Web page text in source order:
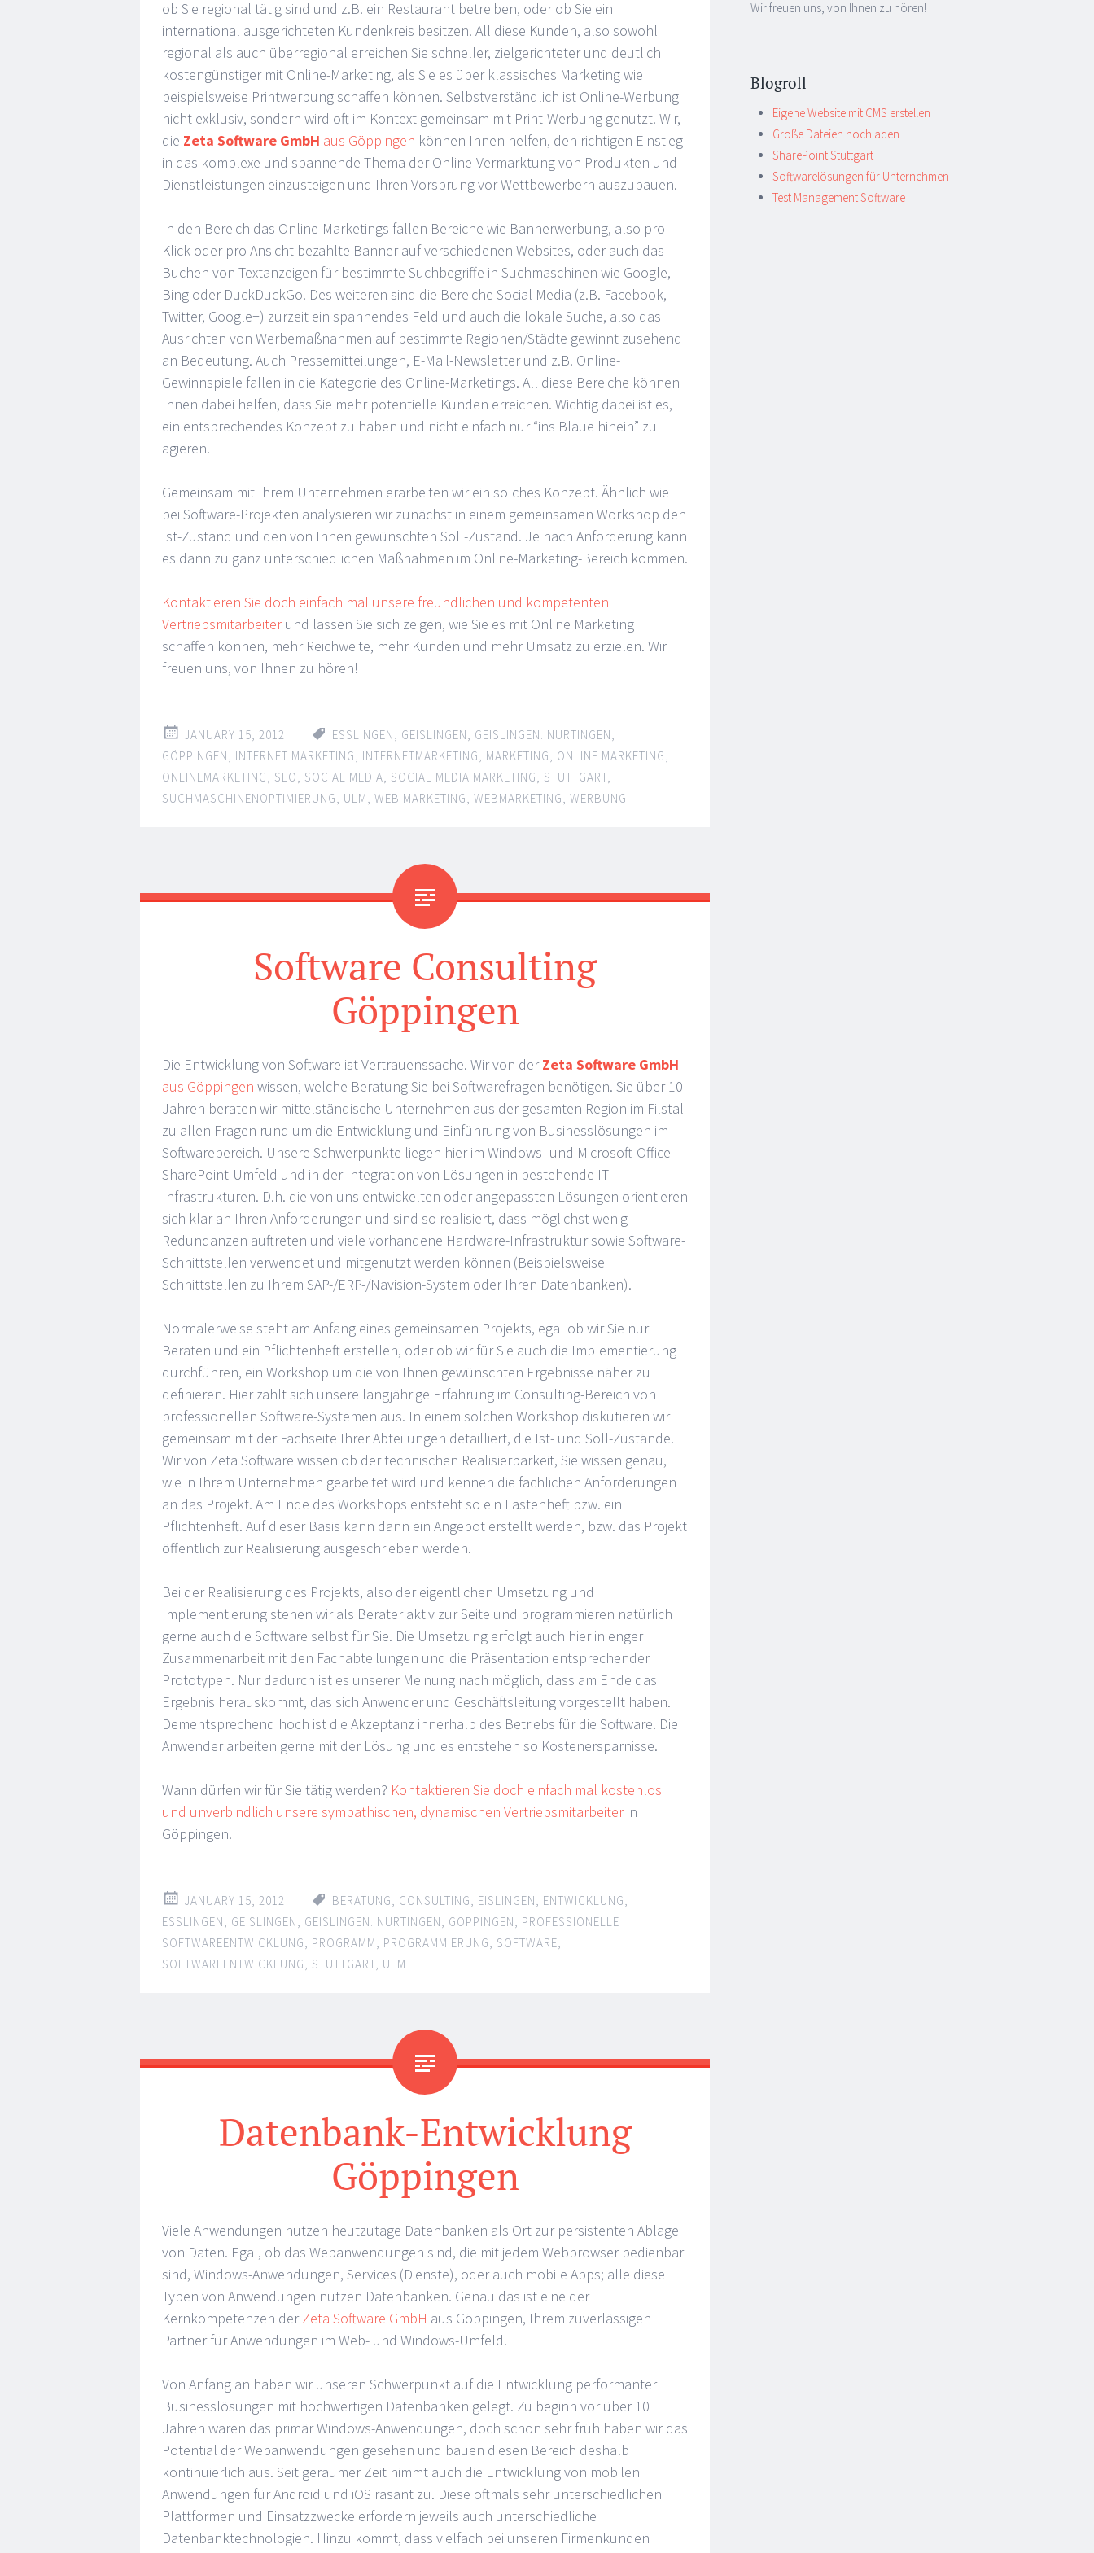
ob Sie regional tätig sind und z.B. ein Restaurant betreiben, oder ob Sie ein
international ausgerichteten Kundenkreis besitzen. All diese Kunden, also sowohl
regional als auch überregional erreichen Sie schneller, zielgerichteter und deutlich
kostengünstiger mit Online-Marketing, als Sie es über klassisches Marketing wie
beispielsweise Printwerbung schaffen können. Selbstverständlich ist Online-Werbung
nicht exklusiv, sondern wird oft im Kontext gemeinsam mit Print-Werbung genutzt. Wir,
die Zeta Software GmbH aus Göppingen können Ihnen helfen, den richtigen Einstieg
in das komplexe und spannende Thema der Online-Vermarktung von Produkten und
Dienstleistungen einzusteigen und Ihren Vorsprung vor Wettbewerbern auszubauen.
In den Bereich das Online-Marketings fallen Bereiche wie Bannerwerbung, also pro
Klick oder pro Ansicht bezahlte Banner auf verschiedenen Websites, oder auch das
Buchen von Textanzeigen für bestimmte Suchbegriffe in Suchmaschinen wie Google,
Bing oder DuckDuckGo. Des weiteren sind die Bereiche Social Media (z.B. Facebook,
Twitter, Google+) zurzeit ein spannendes Feld und auch die lokale Suche, also das
Ausrichten von Werbemaßnahmen auf bestimmte Regionen/Städte gewinnt zusehend
an Bedeutung. Auch Pressemitteilungen, E-Mail-Newsletter und z.B. Online-
Gewinnspiele fallen in die Kategorie des Online-Marketings. All diese Bereiche können
Ihnen dabei helfen, dass Sie mehr potentielle Kunden erreichen. Wichtig dabei ist es,
ein entsprechendes Konzept zu haben und nicht einfach nur “ins Blaue hinein” zu
agieren.
Gemeinsam mit Ihrem Unternehmen erarbeiten wir ein solches Konzept. Ähnlich wie
bei Software-Projekten analysieren wir zunächst in einem gemeinsamen Workshop den
Ist-Zustand und den von Ihnen gewünschten Soll-Zustand. Je nach Anforderung kann
es dann zu ganz unterschiedlichen Maßnahmen im Online-Marketing-Bereich kommen.
Kontaktieren Sie doch einfach mal unsere freundlichen und kompetenten
Vertriebsmitarbeiterund lassen Sie sich zeigen, wie Sie es mit Online Marketing
schaffen können, mehr Reichweite, mehr Kunden und mehr Umsatz zu erzielen. Wir
freuen uns, von Ihnen zu hören!
JANUARY 15, 2012 ESSLINGEN, GEISLINGEN, GEISLINGEN. NÜRTINGEN,
GÖPPINGEN, INTERNET MARKETING, INTERNETMARKETING, MARKETING, ONLINE MARKETING,
ONLINEMARKETING, SEO, SOCIAL MEDIA, SOCIAL MEDIA MARKETING, STUTTGART,
SUCHMASCHINENOPTIMIERUNG, ULM, WEB MARKETING, WEBMARKETING, WERBUNG
Software Consulting
Göppingen
Die Entwicklung von Software ist Vertrauenssache. Wir von derZeta Software GmbH
aus Göppingen wissen, welche Beratung Sie bei Softwarefragen benötigen. Sie über 10
Jahren beraten wir mittelständische Unternehmen aus der gesamten Region im Filstal
zu allen Fragen rund um die Entwicklung und Einführung von Businesslösungen im
Softwarebereich. Unsere Schwerpunkte liegen hier im Windows- und Microsoft-Office-
SharePoint-Umfeld und in der Integration von Lösungen in bestehende IT-
Infrastrukturen. D.h. die von uns entwickelten oder angepassten Lösungen orientieren
sich klar an Ihren Anforderungen und sind so realisiert, dass möglichst wenig
Redundanzen auftreten und viele vorhandene Hardware-Infrastruktur sowie Software-
Schnittstellen verwendet und mitgenutzt werden können (Beispielsweise
Schnittstellen zu Ihrem SAP-/ERP-/Navision-System oder Ihren Datenbanken).
Normalerweise steht am Anfang eines gemeinsamen Projekts, egal ob wir Sie nur
Beraten und ein Pflichtenheft erstellen, oder ob wir für Sie auch die Implementierung
durchführen, ein Workshop um die von Ihnen gewünschten Ergebnisse näher zu
definieren. Hier zahlt sich unsere langjährige Erfahrung im Consulting-Bereich von
professionellen Software-Systemen aus. In einem solchen Workshop diskutieren wir
gemeinsam mit der Fachseite Ihrer Abteilungen detailliert, die Ist- und Soll-Zustände.
Wir von Zeta Software wissen ob der technischen Realisierbarkeit, Sie wissen genau,
wie in Ihrem Unternehmen gearbeitet wird und kennen die fachlichen Anforderungen
an das Projekt. Am Ende des Workshops entsteht so ein Lastenheft bzw. ein
Pflichtenheft. Auf dieser Basis kann dann ein Angebot erstellt werden, bzw. das Projekt
öffentlich zur Realisierung ausgeschrieben werden.
Bei der Realisierung des Projekts, also der eigentlichen Umsetzung und
Implementierung stehen wir als Berater aktiv zur Seite und programmieren natürlich
gerne auch die Software selbst für Sie. Die Umsetzung erfolgt auch hier in enger
Zusammenarbeit mit den Fachabteilungen und die Präsentation entsprechender
Prototypen. Nur dadurch ist es unserer Meinung nach möglich, dass am Ende das
Ergebnis herauskommt, das sich Anwender und Geschäftsleitung vorgestellt haben.
Dementsprechend hoch ist die Akzeptanz innerhalb des Betriebs für die Software. Die
Anwender arbeiten gerne mit der Lösung und es entstehen so Kostenersparnisse.
Wann dürfen wir für Sie tätig werden? Kontaktieren Sie doch einfach mal kostenlos
und unverbindlich unsere sympathischen, dynamischen Vertriebsmitarbeiterin
Göppingen.
JANUARY 15, 2012 BERATUNG, CONSULTING, EISLINGEN, ENTWICKLUNG,
ESSLINGEN, GEISLINGEN, GEISLINGEN. NÜRTINGEN, GÖPPINGEN, PROFESSIONELLE
SOFTWAREENTWICKLUNG, PROGRAMM, PROGRAMMIERUNG, SOFTWARE,
SOFTWAREENTWICKLUNG, STUTTGART, ULM
Datenbank-Entwicklung
Göppingen
Viele Anwendungen nutzen heutzutage Datenbanken als Ort zur persistenten Ablage
von Daten. Egal, ob das Webanwendungen sind, die mit jedem Webbrowser bedienbar
sind, Windows-Anwendungen, Services (Dienste), oder auch mobile Apps; alle diese
Typen von Anwendungen nutzen Datenbanken. Genau das ist eine der
Kernkompetenzen derZeta Software GmbH aus Göppingen, Ihrem zuverlässigen
Partner für Anwendungen im Web- und Windows-Umfeld.
Von Anfang an haben wir unseren Schwerpunkt auf die Entwicklung performanter
Businesslösungen mit hochwertigen Datenbanken gelegt. Zu beginn vor über 10
Jahren waren das primär Windows-Anwendungen, doch schon sehr früh haben wir das
Potential der Webanwendungen gesehen und bauen diesen Bereich deshalb
kontinuierlich aus. Seit geraumer Zeit nimmt auch die Entwicklung von mobilen
Anwendungen für Android und iOS rasant zu. Diese oftmals sehr unterschiedlichen
Plattformen und Einsatzzwecke erfordern jeweils auch unterschiedliche
Datenbanktechnologien. Hinzu kommt, dass vielfach bei unseren Firmenkunden
Wir freuen uns, von Ihnen zu hören!
Blogroll
Eigene Website mit CMS erstellen
Große Dateien hochladen
SharePoint Stuttgart
Softwarelösungen für Unternehmen
Test Management Software